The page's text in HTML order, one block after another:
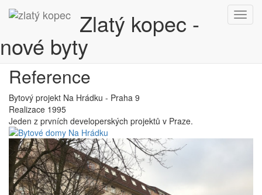
Zlatý kopec -
nové byty
Reference
Bytový projekt Na Hrádku - Praha 9
Realizace 1995
Jeden z prvních developerských projektů v Praze.